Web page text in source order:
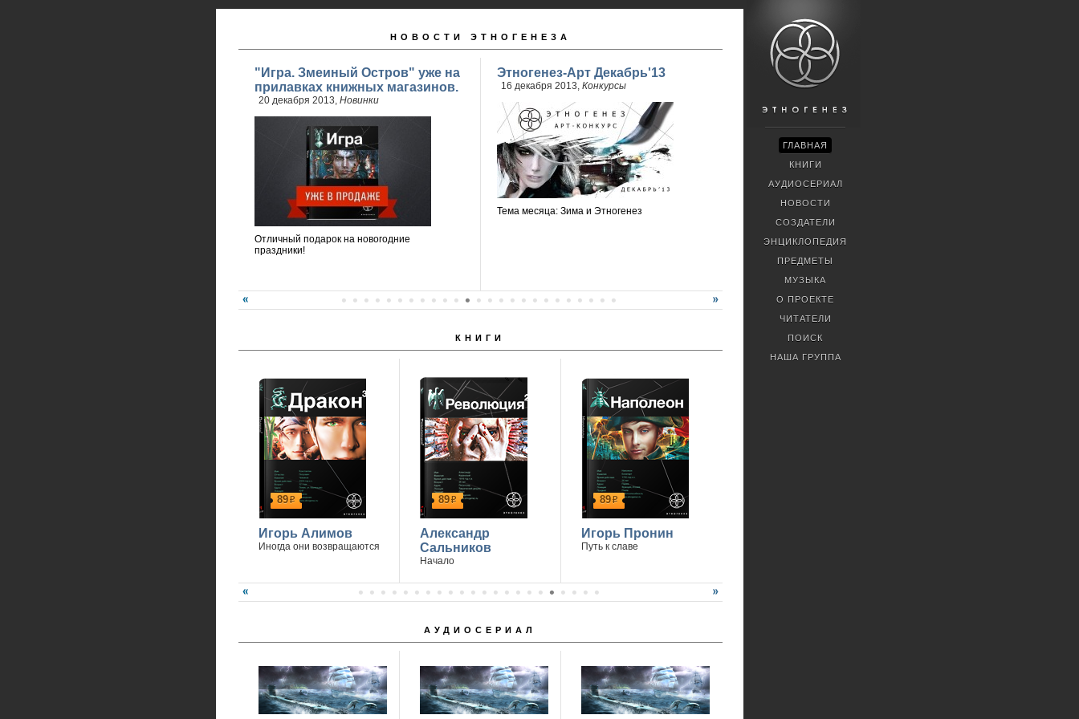
НОВОСТИ ЭТНОГЕНЕЗА
"Игра. Змеиный Остров" уже на
прилавках книжных магазинов.
20 декабря 2013, Новинки
Отличный подарок на новогодние
праздники!
Этногенез-Арт Декабрь'13
16 декабря 2013, Конкурсы
Тема месяца: Зима и Этногенез
КНИГИ
89р
Игорь Алимов
Иногда они возвращаются
89р
Александр
Сальников
Начало
89р
Игорь Пронин
Путь к славе
АУДИОСЕРИАЛ
ГЛАВНАЯ
КНИГИ
АУДИОСЕРИАЛ
НОВОСТИ
СОЗДАТЕЛИ
ЭНЦИКЛОПЕДИЯ
ПРЕДМЕТЫ
МУЗЫКА
О ПРОЕКТЕ
ЧИТАТЕЛИ
ПОИСК
НАША ГРУППА